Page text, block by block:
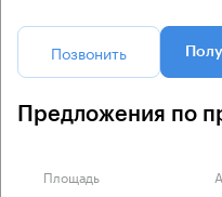
Позвонить
Предложения по
Площадь